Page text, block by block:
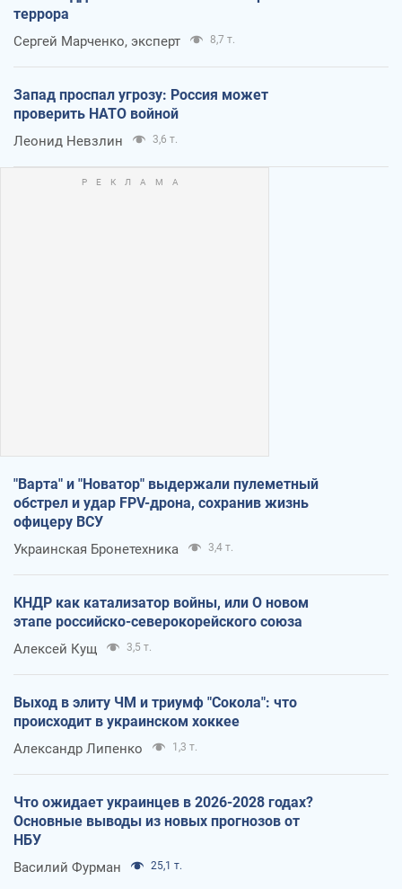
террора
Сергей Марченко, эксперт 8,7 т.
Запад проспал угрозу: Россия может
проверить НАТО войной
Леонид Невзлин 3,6 т.
"Варта" и "Новатор" выдержали пулеметный
обстрел и удар FPV-дрона, сохранив жизнь
офицеру ВСУ
Украинская Бронетехника 3,4 т.
КНДР как катализатор войны, или О новом
этапе российско-северокорейского союза
Алексей Кущ 3,5 т.
Выход в элиту ЧМ и триумф "Сокола": что
происходит в украинском хоккее
Александр Липенко 1,3 т.
Что ожидает украинцев в 2026-2028 годах?
Основные выводы из новых прогнозов от
НБУ
Василий Фурман 25,1 т.